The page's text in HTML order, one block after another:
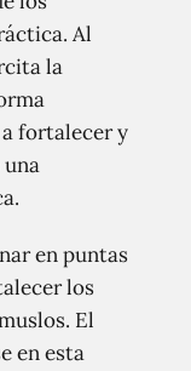
Al
la
fortalecer y
en puntas
los
El
en esta